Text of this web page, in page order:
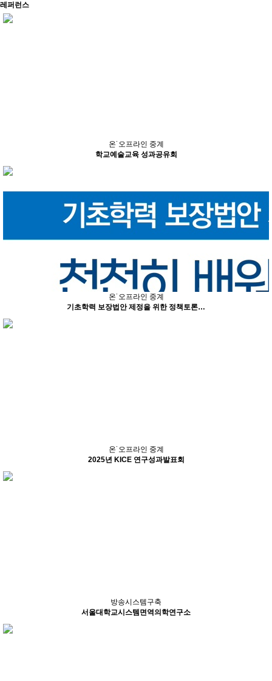
레퍼런스
온˙오프라인 중계
학교예술교육 성과공유회
온˙오프라인 중계
기초학력 보장법안 제정을 위한 정책토론…
온˙오프라인 중계
2025년 KICE 연구성과발표회
방송시스템구축
서울대학교시스템면역의학연구소